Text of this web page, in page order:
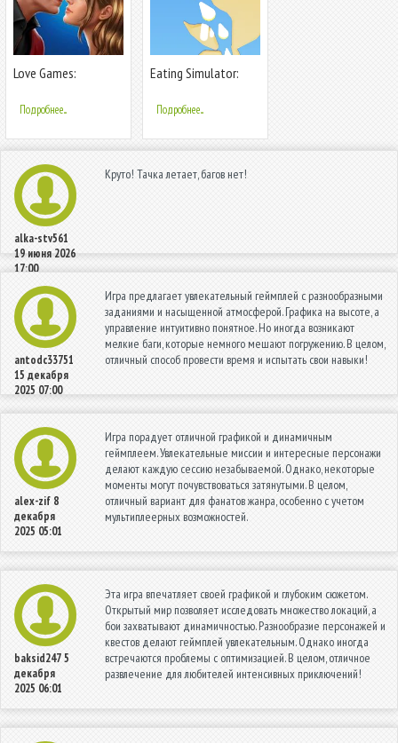
Love Games:
Подробнее...
Eating Simulator:
Подробнее...
alka-stv561
19 июня 2026
17:00
Круто! Тачка летает, багов нет!
antodc33751
15 декабря
2025 07:00
Игра предлагает увлекательный геймплей с разнообразными
заданиями и насыщенной атмосферой. Графика на высоте, а
управление интуитивно понятное. Но иногда возникают
мелкие баги, которые немного мешают погружению. В целом,
отличный способ провести время и испытать свои навыки!
alex-zif 8
декабря
2025 05:01
Игра порадует отличной графикой и динамичным
геймплеем. Увлекательные миссии и интересные персонажи
делают каждую сессию незабываемой. Однако, некоторые
моменты могут почувствоваться затянутыми. В целом,
отличный вариант для фанатов жанра, особенно с учетом
мультиплеерных возможностей.
baksid2475
декабря
2025 06:01
Эта игра впечатляет своей графикой и глубоким сюжетом.
Открытый мир позволяет исследовать множество локаций, а
бои захватывают динамичностью. Разнообразие персонажей и
квестов делают геймплей увлекательным. Однако иногда
встречаются проблемы с оптимизацией. В целом, отличное
развлечение для любителей интенсивных приключений!